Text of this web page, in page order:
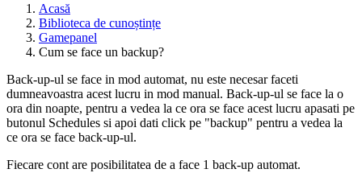
Acasă
Biblioteca de cunoștințe
Gamepanel
Cum se face un backup?
Back-up-ul se face in mod automat, nu este necesar faceti
dumneavoastra acest lucru in mod manual. Back-up-ul se face la o
ora din noapte, pentru a vedea la ce ora se face acest lucru apasati pe
butonul Schedules si apoi dati click pe "backup" pentru a vedea la
ce ora se face back-up-ul.
Fiecare cont are posibilitatea de a face 1 back-up automat.